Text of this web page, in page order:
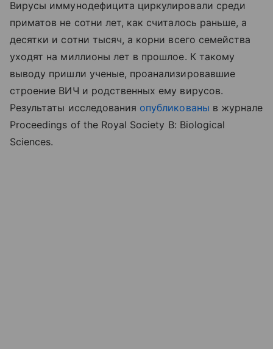
Вирусы иммунодефицита циркулировали среди
приматов не сотни лет, как считалось раньше, а
десятки и сотни тысяч, а корни всего семейства
уходят на миллионы лет в прошлое. К такому
выводу пришли ученые, проанализировавшие
строение ВИЧ и родственных ему вирусов.
Результаты исследования опубликованы в журнале
Proceedings of the Royal Society B: Biological
Sciences.